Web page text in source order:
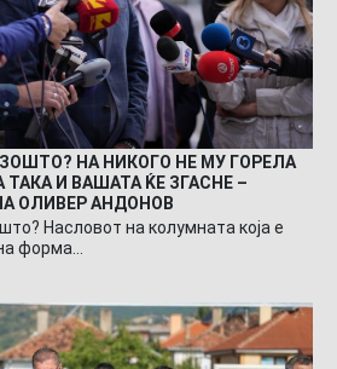
НА НИКОГО НЕ МУ ГОРЕЛА
И ВАШАТА ЌЕ ЗГАСНЕ –
ОЛИВЕР АНДОНОВ
Насловот на колумната која е
форма…